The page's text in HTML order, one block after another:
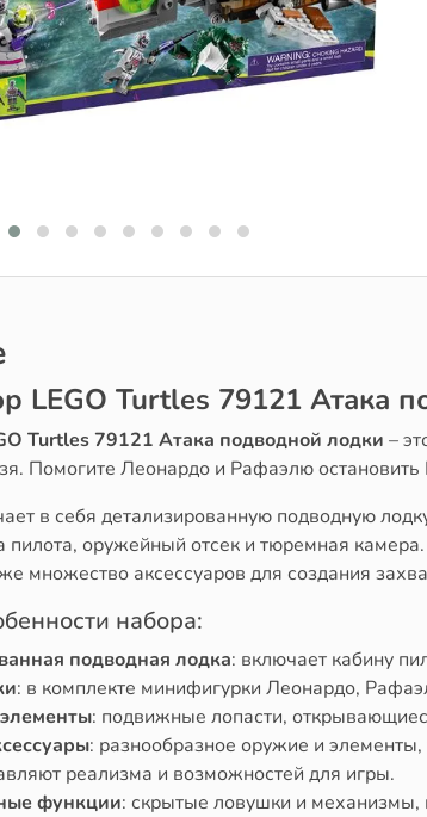
LEGO Turtles 79121 Атака
Turtles 79121 Атака подводной лодки –
Помогите Леонардо и Рафаэлю
в себя детализированную подводную
пилота, оружейный отсек и тюремная
множество аксессуаров для создания
набора:
подводная лодка: включает кабину
: в комплекте минифигурки Леонардо,
: подвижные лопасти,
: разнообразное оружие и
реализма и возможностей для игры.
функции: скрытые ловушки и механизмы,